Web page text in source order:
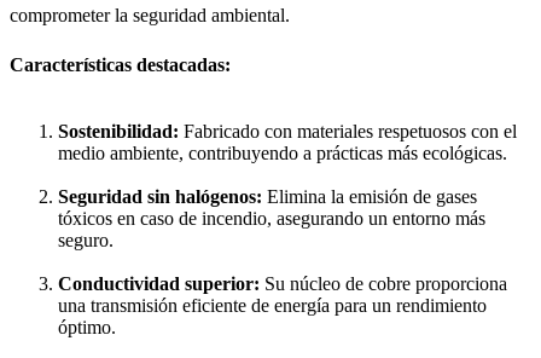
comprometer la seguridad ambiental.
Características destacadas:
Sostenibilidad: Fabricado con materiales respetuosos con el
medio ambiente, contribuyendo a prácticas más ecológicas.
Seguridad sin halógenos: Elimina la emisión de gases
tóxicos en caso de incendio, asegurando un entorno más
seguro.
Conductividad superior: Su núcleo de cobre proporciona
una transmisión eficiente de energía para un rendimiento
óptimo.